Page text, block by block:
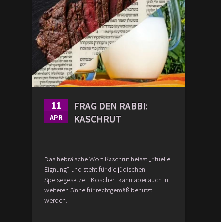
11
APR
FRAG DEN RABBI:
KASCHRUT
Das hebräische Wort Kaschrut heisst „rituelle
Eignung“ und steht für die jüdischen
Speisegesetze. "Koscher" kann aber auch in
weiteren Sinne für rechtgemäß benutzt
werden.